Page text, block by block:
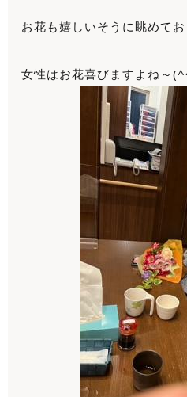
お花も嬉しいそうに眺めて
女性はお花喜びますよね～